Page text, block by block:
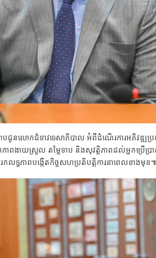
បជូនលោកជំទាវទេសាភិបាល អំពីដំណើរការអភិវឌ្ឍប្រ
ពងាយស្រួល តម្លៃទាប និងសុវត្ថិភាពដល់អ្នកប្រើប្រាស់
លទ្ធភាពបង្កើតកិច្ចសហប្រតិបត្តិការនាពេលខាងមុខ៕